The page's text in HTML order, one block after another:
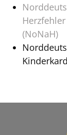
(NoNaH)